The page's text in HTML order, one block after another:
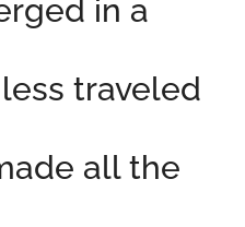
in a
traveled
all the